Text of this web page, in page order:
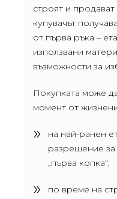
строят и
купувачът
от първа ръка –
използвани
възможности за
Покупката може
момент от
на най-ранен
разрешение за
„първа копка“;
по време на